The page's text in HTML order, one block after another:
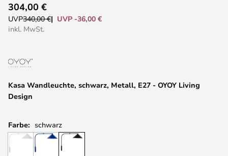
Anfang
der
Kasa Wandleuchte, schwarz, Metall, E27 - OYOY Living
Design
304,00 €
UVP340,00 €
UVP -36,00 €
inkl. MwSt.
Farbe: schwarz